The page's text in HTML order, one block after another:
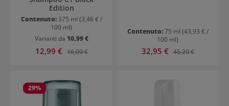
Edition
Contenuto: 375 ml (3,46 € /
100 ml)
Varianti da 10,99 €
Prezzo di vendita:
12,99 € Prezzo normale:
16,00 €
Contenuto:75 ml (43,93 € /
100 ml)
Prezzo di vendita:
32,95 € Prezzo normale:
45,20 €
29%